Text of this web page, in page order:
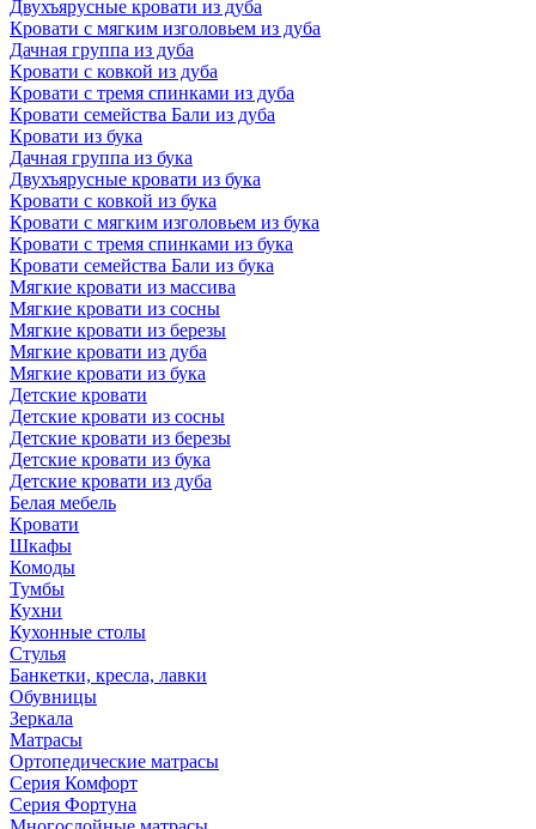
Двухъярусные кровати из дуба
Кровати с мягким изголовьем из дуба
Дачная группа из дуба
Кровати с ковкой из дуба
Кровати с тремя спинками из дуба
Кровати семейства Бали из дуба
Кровати из бука
Дачная группа из бука
Двухъярусные кровати из бука
Кровати с ковкой из бука
Кровати с мягким изголовьем из бука
Кровати с тремя спинками из бука
Кровати семейства Бали из бука
Мягкие кровати из массива
Мягкие кровати из сосны
Мягкие кровати из березы
Мягкие кровати из дуба
Мягкие кровати из бука
Детские кровати
Детские кровати из сосны
Детские кровати из березы
Детские кровати из бука
Детские кровати из дуба
Белая мебель
Кровати
Шкафы
Комоды
Тумбы
Кухни
Кухонные столы
Стулья
Банкетки, кресла, лавки
Обувницы
Зеркала
Матрасы
Ортопедические матрасы
Серия Комфорт
Серия Фортуна